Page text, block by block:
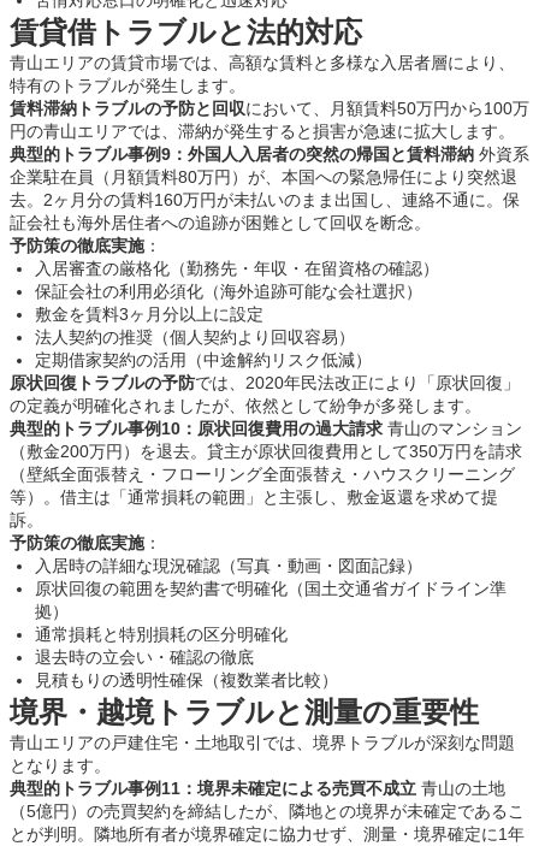
賃貸借トラブルと法的対応
青山エリアの賃貸市場では、高額な賃料と多様な入居者層により、
特有のトラブルが発生します。
賃料滞納トラブルの予防と回収において、月額賃料50万円から100万
円の青山エリアでは、滞納が発生すると損害が急速に拡大します。
典型的トラブル事例9：外国人入居者の突然の帰国と賃料滞納 外資系
企業駐在員（月額賃料80万円）が、本国への緊急帰任により突然退
去。2ヶ月分の賃料160万円が未払いのまま出国し、連絡不通に。保
証会社も海外居住者への追跡が困難として回収を断念。
予防策の徹底実施：
入居審査の厳格化（勤務先・年収・在留資格の確認）
保証会社の利用必須化（海外追跡可能な会社選択）
敷金を賃料3ヶ月分以上に設定
法人契約の推奨（個人契約より回収容易）
定期借家契約の活用（中途解約リスク低減）
原状回復トラブルの予防では、2020年民法改正により「原状回復」
の定義が明確化されましたが、依然として紛争が多発します。
典型的トラブル事例10：原状回復費用の過大請求 青山のマンション
（敷金200万円）を退去。貸主が原状回復費用として350万円を請求
（壁紙全面張替え・フローリング全面張替え・ハウスクリーニング
等）。借主は「通常損耗の範囲」と主張し、敷金返還を求めて提
訴。
予防策の徹底実施：
入居時の詳細な現況確認（写真・動画・図面記録）
原状回復の範囲を契約書で明確化（国土交通省ガイドライン準
拠）
通常損耗と特別損耗の区分明確化
退去時の立会い・確認の徹底
見積もりの透明性確保（複数業者比較）
境界・越境トラブルと測量の重要性
青山エリアの戸建住宅・土地取引では、境界トラブルが深刻な問題
となります。
典型的トラブル事例11：境界未確定による売買不成立 青山の土地
（5億円）の売買契約を締結したが、隣地との境界が未確定であるこ
とが判明。隣地所有者が境界確定に協力せず、測量・境界確定に1年